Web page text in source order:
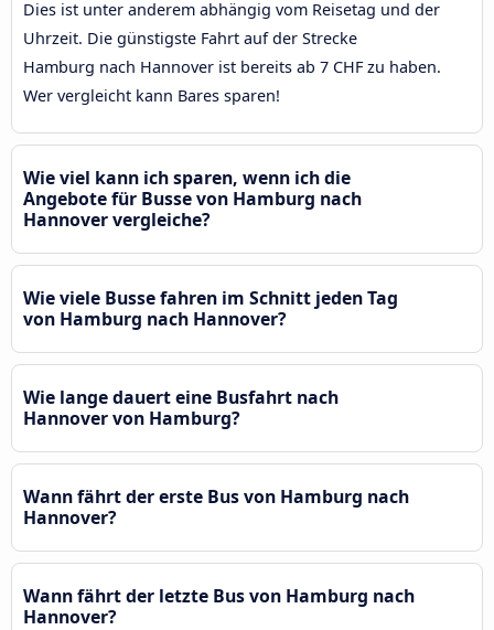
Dies ist unter anderem abhängig vom Reisetag und der
Uhrzeit. Die günstigste Fahrt auf der Strecke
Hamburg nach Hannover ist bereits ab 7 CHF zu haben.
Wer vergleicht kann Bares sparen!
Wie viel kann ich sparen, wenn ich die
Angebote für Busse von Hamburg nach
Hannover vergleiche?
Wie viele Busse fahren im Schnitt jeden Tag
von Hamburg nach Hannover?
Wie lange dauert eine Busfahrt nach
Hannover von Hamburg?
Wann fährt der erste Bus von Hamburg nach
Hannover?
Wann fährt der letzte Bus von Hamburg nach
Hannover?